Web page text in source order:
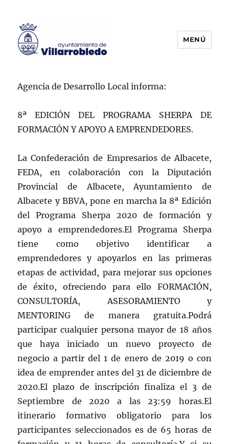
MENÚ
Agencia de Desarrollo Local informa:
8ª EDICIÓN DEL PROGRAMA SHERPA DE
FORMACIÓN Y APOYO A EMPRENDEDORES.
La Confederación de Empresarios de Albacete,
FEDA, en colaboración con la Diputación
Provincial de Albacete, Ayuntamiento de
Albacete y BBVA, pone en marcha la 8ª Edición
del Programa Sherpa 2020 de formación y
apoyo a emprendedores.El Programa Sherpa
tiene como objetivo identificar a
emprendedores y apoyarlos en las primeras
etapas de actividad, para mejorar sus opciones
de éxito, ofreciendo para ello FORMACIÓN,
CONSULTORÍA, ASESORAMIENTO y
MENTORING de manera gratuita.Podrá
participar cualquier persona mayor de 18 años
que haya iniciado un nuevo proyecto de
negocio a partir del 1 de enero de 2019 o con
idea de emprender antes del 31 de diciembre de
2020.El plazo de inscripción finaliza el 3 de
Septiembre de 2020 a las 23:59 horas.El
itinerario formativo obligatorio para los
participantes seleccionados es de 65 horas de